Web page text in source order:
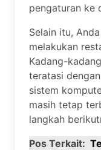
pengaturan ke
Selain itu,
melakukan
Kadang-
teratasi
sistem
masih tetap
langkah
Pos Terkait: